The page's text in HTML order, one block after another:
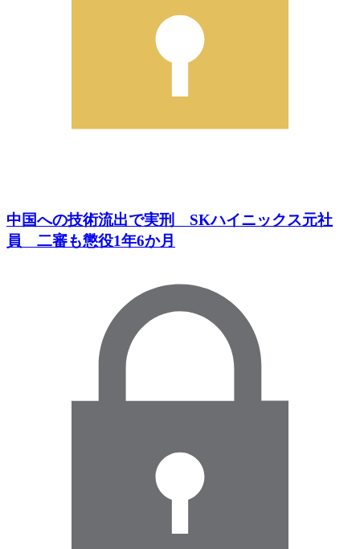
中国への技術流出で実刑 SKハイニックス元社
員 二審も懲役1年6か月